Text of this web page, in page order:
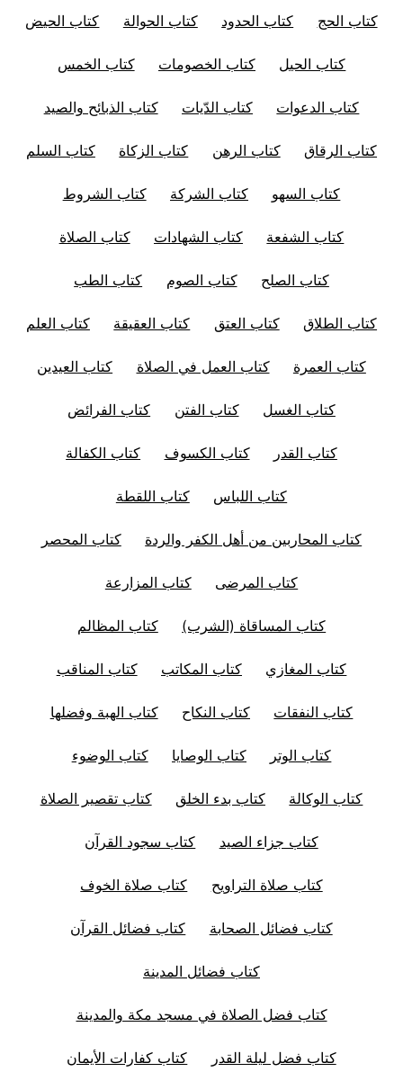
كتاب الحج كتاب الحدود كتاب الحوالة كتاب الحيض
كتاب الحيل كتاب الخصومات كتاب الخمس
كتاب الدعوات كتاب الدّيات كتاب الذبائح والصيد
كتاب الرقاق كتاب الرهن كتاب الزكاة كتاب السلم
كتاب السهو كتاب الشركة كتاب الشروط
كتاب الشفعة كتاب الشهادات كتاب الصلاة
كتاب الصلح كتاب الصوم كتاب الطب
كتاب الطلاق كتاب العتق كتاب العقيقة كتاب العلم
كتاب العمرة كتاب العمل في الصلاة كتاب العيدين
كتاب الغسل كتاب الفتن كتاب الفرائض
كتاب القدر كتاب الكسوف كتاب الكفالة
كتاب اللباس كتاب اللقطة
كتاب المحاربين من أهل الكفر والردة كتاب المحصر
كتاب المرضى كتاب المزارعة
كتاب المساقاة (الشرب) كتاب المظالم
كتاب المغازي كتاب المكاتب كتاب المناقب
كتاب النفقات كتاب النكاح كتاب الهبة وفضلها
كتاب الوتر كتاب الوصايا كتاب الوضوء
كتاب الوكالة كتاب بدء الخلق كتاب تقصير الصلاة
كتاب جزاء الصيد كتاب سجود القرآن
كتاب صلاة التراويح كتاب صلاة الخوف
كتاب فضائل الصحابة كتاب فضائل القرآن
كتاب فضائل المدينة
كتاب فضل الصلاة في مسجد مكة والمدينة
كتاب فضل ليلة القدر كتاب كفارات الأيمان